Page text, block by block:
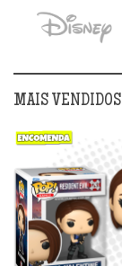
MAIS VENDIDOS